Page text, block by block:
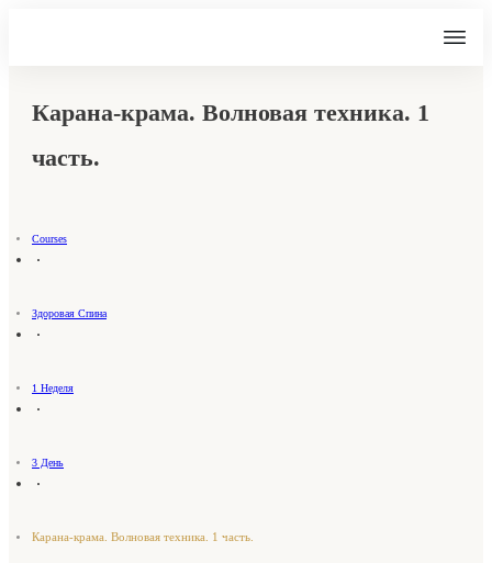
Карана-крама. Волновая техника. 1
часть.
Courses
Здоровая Спина
1 Неделя
3 День
Карана-крама. Волновая техника. 1 часть.